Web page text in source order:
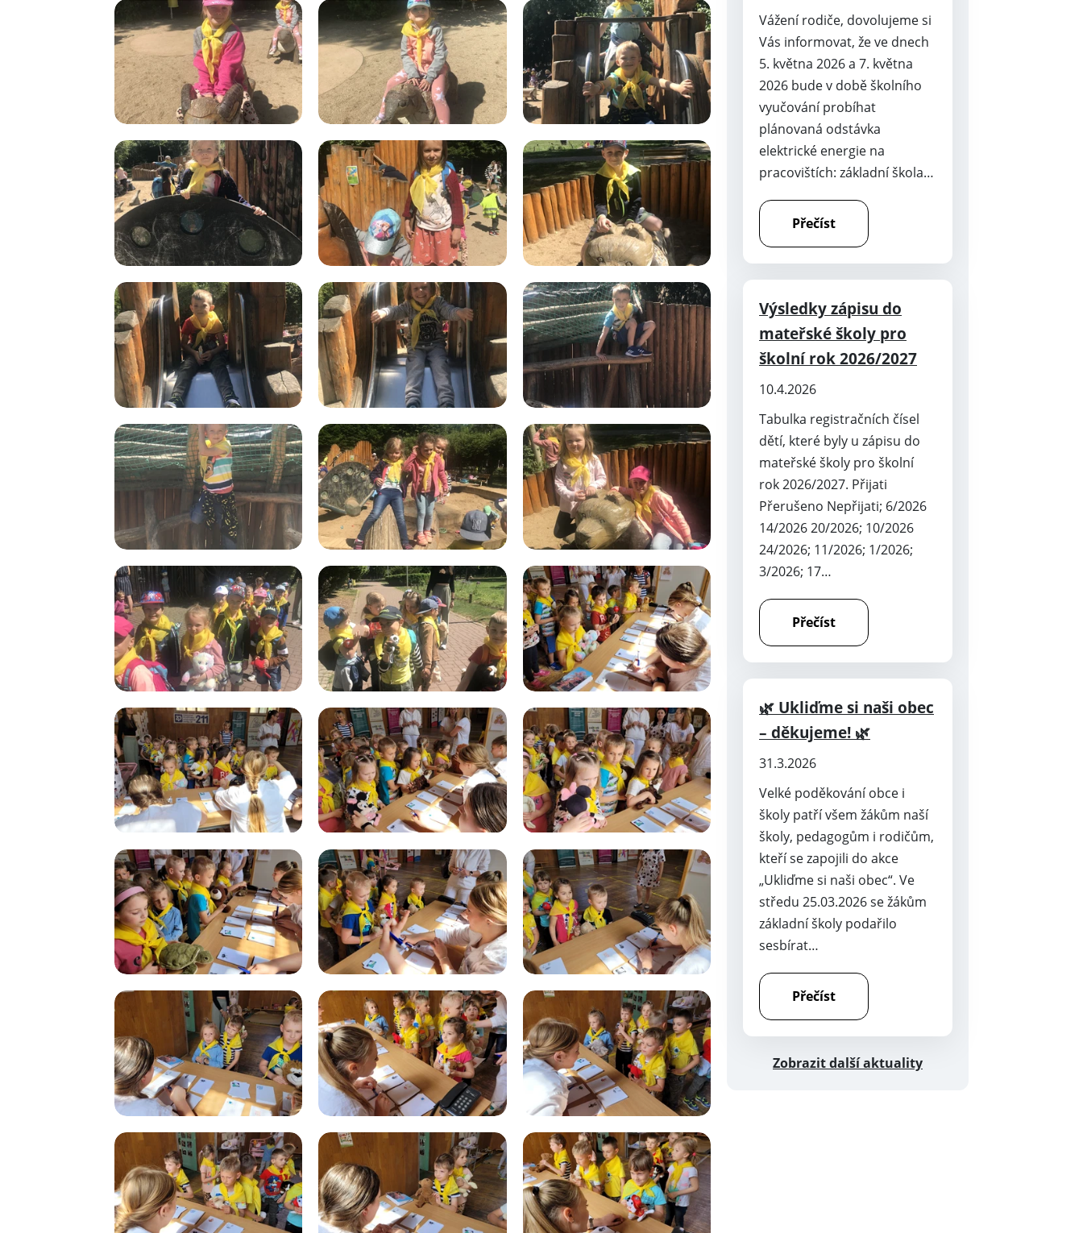
Vážení rodiče, dovolujeme si
Vás informovat, že ve dnech
5. května 2026 a 7. května
2026 bude v době školního
vyučování probíhat
plánovaná odstávka
elektrické energie na
pracovištích: základní škola…
Přečíst
Výsledky zápisu do
mateřské školy pro
školní rok 2026/2027
10.4.2026
Tabulka registračních čísel
dětí, které byly u zápisu do
mateřské školy pro školní
rok 2026/2027. Přijati
Přerušeno Nepřijati; 6/2026
14/2026 20/2026; 10/2026
24/2026; 11/2026; 1/2026;
3/2026; 17…
Přečíst
🌿 Ukliďme si naši obec
– děkujeme! 🌿
31.3.2026
Velké poděkování obce i
školy patří všem žákům naší
školy, pedagogům i rodičům,
kteří se zapojili do akce
„Ukliďme si naši obec“. Ve
středu 25.03.2026 se žákům
základní školy podařilo
sesbírat…
Přečíst
Zobrazit další aktuality